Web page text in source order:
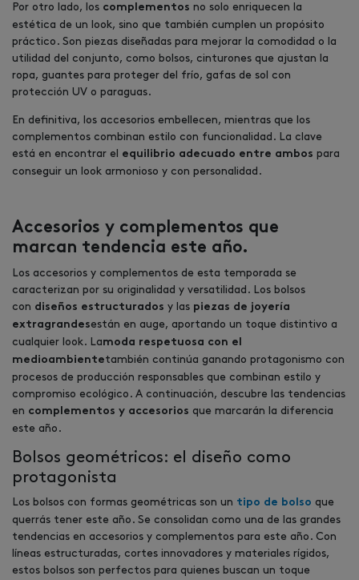
Por otro lado, los complementos no solo enriquecen la
estética de un look, sino que también cumplen un propósito
práctico. Son piezas diseñadas para mejorar la comodidad o la
utilidad del conjunto, como bolsos, cinturones que ajustan la
ropa, guantes para proteger del frío, gafas de sol con
protección UV o paraguas.
En definitiva, los accesorios embellecen, mientras que los
complementos combinan estilo con funcionalidad. La clave
está en encontrar el equilibrio adecuado entre ambos para
conseguir un look armonioso y con personalidad.
Accesorios y complementos que
marcan tendencia este año.
Los accesorios y complementos de esta temporada se
caracterizan por su originalidad y versatilidad. Los bolsos
con diseños estructurados y las piezas de joyería
extragrandesestán en auge, aportando un toque distintivo a
cualquier look. Lamoda respetuosa con el
medioambientetambién continúa ganando protagonismo con
procesos de producción responsables que combinan estilo y
compromiso ecológico. A continuación, descubre las tendencias
en complementos y accesorios que marcarán la diferencia
este año.
Bolsos geométricos: el diseño como
protagonista
Los bolsos con formas geométricas son un tipo de bolso que
querrás tener este año. Se consolidan como una de las grandes
tendencias en accesorios y complementos para este año. Con
líneas estructuradas, cortes innovadores y materiales rígidos,
estos bolsos son perfectos para quienes buscan un toque